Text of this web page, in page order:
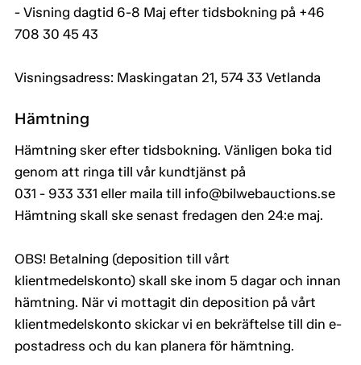
- Visning dagtid 6-8 Maj efter tidsbokning på +46
708 30 45 43
Visningsadress: Maskingatan 21, 574 33 Vetlanda
Hämtning
Hämtning sker efter tidsbokning. Vänligen boka tid
genom att ringa till vår kundtjänst på
031 - 933 331 eller maila till info@bilwebauctions.se
Hämtning skall ske senast fredagen den 24:e maj.
OBS! Betalning (deposition till vårt
klientmedelskonto) skall ske inom 5 dagar och innan
hämtning. När vi mottagit din deposition på vårt
klientmedelskonto skickar vi en bekräftelse till din e-
postadress och du kan planera för hämtning.